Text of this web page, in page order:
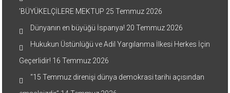
’BÜYÜKELÇİLERE MEKTUP 25 Temmuz 2026
Dünyanın en büyüğü İspanya! 20 Temmuz 2026
Hukukun Üstünlüğü ve Adil Yargılanma İlkesi Herkes İçin
Geçerlidir! 16 Temmuz 2026
“15 Temmuz direnişi dünya demokrasi tarihi açısından